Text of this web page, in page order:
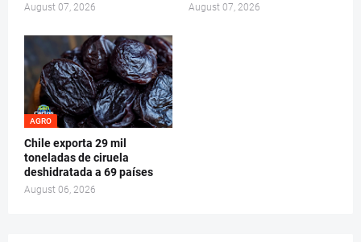
August 07, 2026 August 07, 2026
AGRO
Chile exporta 29 mil
toneladas de ciruela
deshidratada a 69 países
August 06, 2026